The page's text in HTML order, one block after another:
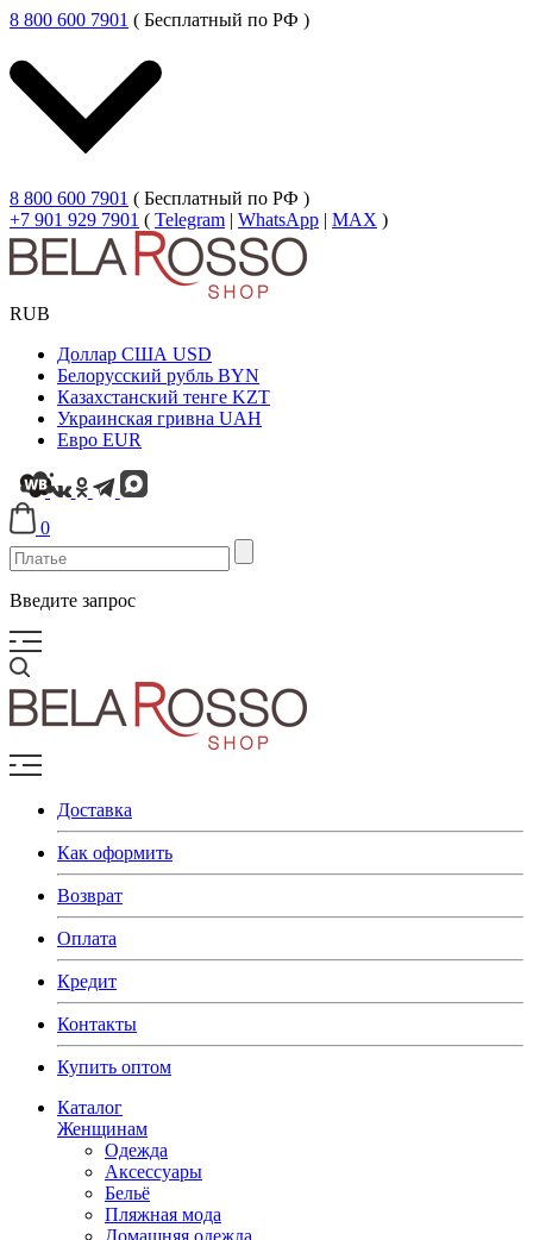
8 800 600 7901 ( Бесплатный по РФ )
8 800 600 7901 ( Бесплатный по РФ )
+7 901 929 7901 ( Telegram | WhatsApp | MAX )
RUB
Доллар США USD
Белорусский рубль BYN
Казахстанский тенге KZT
Украинская гривна UAH
Евро EUR
0
Введите запрос
Доставка
Как оформить
Возврат
Оплата
Кредит
Контакты
Купить оптом
Каталог
Женщинам
Одежда
Аксессуары
Бельё
Пляжная мода
Домашняя одежда